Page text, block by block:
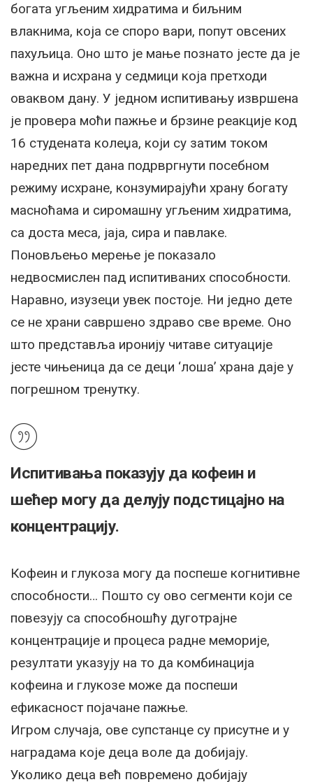
богата угљеним хидратима и биљним
влакнима, која се споро вари, попут овсених
пахуљица. Оно што је мање познато јесте да је
важна и исхрана у седмици која претходи
оваквом дану. У једном испитивању извршена
је провера моћи пажње и брзине реакције код
16 студената колеџа, који су затим током
наредних пет дана подрвргнути посебном
режиму исхране, конзумирајући храну богату
масноћама и сиромашну угљеним хидратима,
са доста меса, јаја, сира и павлаке.
Поновљењо мерење је показало
недвосмислен пад испитиваних способности.
Наравно, изузеци увек постоје. Ни једно дете
се не храни савршено здраво све време. Оно
што представља иронију читаве ситуације
јесте чињеница да се деци ‘лоша’ храна даје у
погрешном тренутку.
Испитивања показују да кофеин и
шећер могу да делују подстицајно на
концентрацију.
Кофеин и глукоза могу да поспеше когнитивне
способности… Пошто су ово сегменти који се
повезују са способношћу дуготрајне
концентрације и процеса радне меморије,
резултати указују на то да комбинација
кофеина и глукозе може да поспеши
ефикасност појачане пажње.
Игром случаја, ове супстанце су присутне и у
наградама које деца воле да добијају.
Уколико деца већ повремено добијају